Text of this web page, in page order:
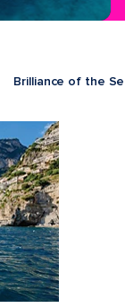
Brilliance of the